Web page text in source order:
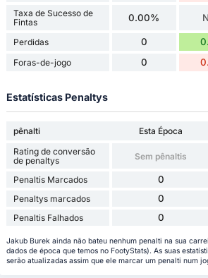
Taxa de Sucesso de
Fintas
0.00%
Perdidas 0
Foras-de-jogo 0
Estatísticas Penaltys
pênalti Esta Época
Rating de conversão
de penaltys
Sem pênaltis
Penaltis Marcados 0
Penaltys marcados 0
Penaltis Falhados 0
Jakub Burek ainda não bateu nenhum penalti na sua
dados de época que temos no FootyStats). As suas
serão atualizadas assim que ele marcar um penalti num